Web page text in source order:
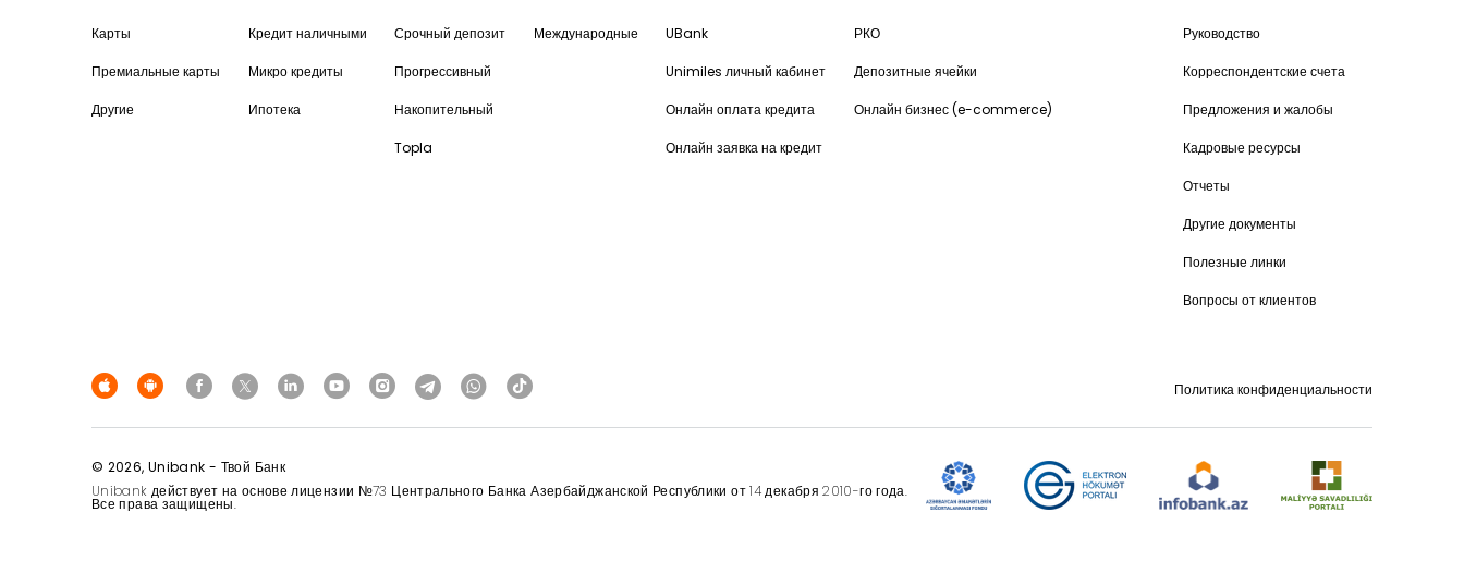
Карты
Премиальные карты
Другие
Кредит наличными
Микро кредиты
Ипотека
Срочный депозит
Прогрессивный
Накопительный
Topla
Международные UBank
Unimiles личный кабинет
Онлайн оплата кредита
Онлайн заявка на кредит
РКО
Депозитные ячейки
Онлайн бизнес (e-commerce)
Руководство
Корреспондентские счета
Предложения и жалобы
Кадровые ресурсы
Отчеты
Другие документы
Полезные линки
Вопросы от клиентов
Политика конфиденциальности
© 2026, Unibank - Твой Банк
Unibank действует на основе лицензии №73 Центрального Банка Азербайджанской Республики от 14 декабря 2010-го года.
Все права защищены.